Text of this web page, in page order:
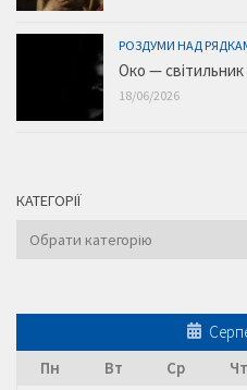
РОЗДУМИ НАД
Око — світильник
18/06/2026
КАТЕГОРІЇ
Категорії
Пн
Вт Ср Чт